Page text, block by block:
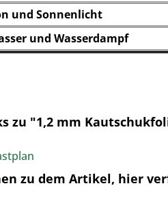
und Sonnenlicht
und Wasserdampf
zu "1,2 mm
zu dem Artikel, hier